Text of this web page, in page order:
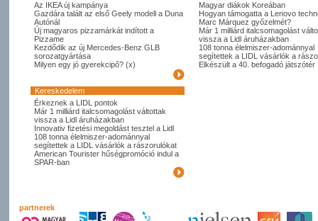
Az IKEA új kampánya
Gazdára talált az első Geely modell a Duna
Autónál
Új magyaros pizzamárkát indított a
Pizzame
Kezdődik az új Mercedes-Benz GLB
sorozatgyártása
Milyen egy jó gyerekcipő? (x)
Magyar diákok Koreában
Hogyan támogatta a Lenovo
Marc Márquez győzelmét?
Már 1 milliárd italcsomagolást
vissza a Lidl áruházakban
108 tonna élelmiszer-adománnyal
segítettek a LIDL vásárlók a
Elkészült a 40. befogadó játszótér
Kereskedelem
Érkeznek a LIDL pontok
Már 1 milliárd italcsomagolást váltottak
vissza a Lidl áruházakban
Innovativ fizetési megoldást tesztel a Lidl
108 tonna élelmiszer-adománnyal
segítettek a LIDL vásárlók a rászorulókat
American Tourister hűségpromóció indul a
SPAR-ban
partnerek